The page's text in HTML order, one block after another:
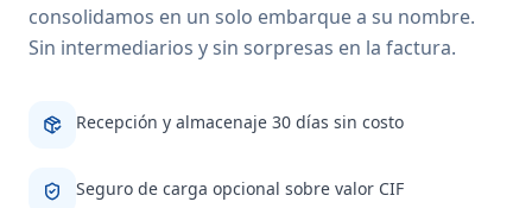
consolidamos en un solo embarque a su nombre.
Sin intermediarios y sin sorpresas en la factura.
Recepción y almacenaje 30 días sin costo
Seguro de carga opcional sobre valor CIF